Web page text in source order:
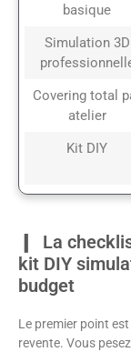
basique
Simulation 3D
Covering total
atelier
Kit DIY
La
kit DIY
budget
Le premier point
revente. Vous